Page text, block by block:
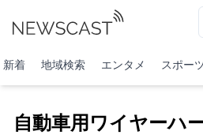
新着 地域検索 エンタメ スポー
自動車用ワイヤーハ